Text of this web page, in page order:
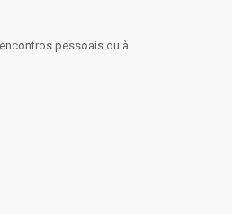
pessoais ou à